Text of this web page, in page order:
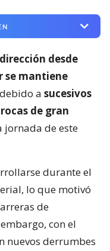
desde
se mantiene
a sucesivos
de gran
de este
durante el
lo que motivó
de
con el
nuevos derrumbes